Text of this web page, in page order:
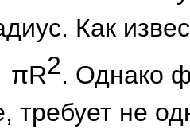
Как
πR2. Однако
требует не